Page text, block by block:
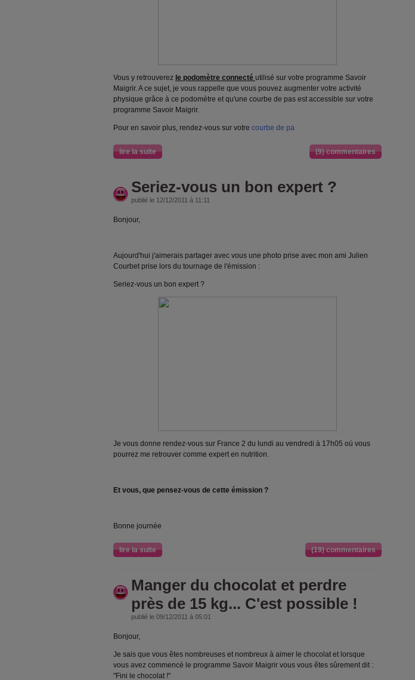
Vous y retrouverez le podomètre connecté utilisé sur votre programme Savoir
Maigrir. A ce sujet, je vous rappelle que vous pouvez augmenter votre activité
physique grâce à ce podomètre et qu'une courbe de pas est accessible sur votre
programme Savoir Maigrir.
Pour en savoir plus, rendez-vous sur votre courbe de pa
lire la suite (9) commentaires
Seriez-vous un bon expert ?
publié le 12/12/2011 à 11:11
Bonjour,
Aujourd'hui j'aimerais partager avec vous une photo prise avec mon ami Julien
Courbet prise lors du tournage de l'émission :
Seriez-vous un bon expert ?
Je vous donne rendez-vous sur France 2 du lundi au vendredi à 17h05 où vous
pourrez me retrouver comme expert en nutrition.
Et vous, que pensez-vous de cette émission ?
Bonne journée
lire la suite (19) commentaires
Manger du chocolat et perdre
près de 15 kg... C'est possible !
publié le 09/12/2011 à 05:01
Bonjour,
Je sais que vous êtes nombreuses et nombreux à aimer le chocolat et lorsque
vous avez commencé le programme Savoir Maigrir vous vous êtes sûrement dit :
"Fini le chocolat !"